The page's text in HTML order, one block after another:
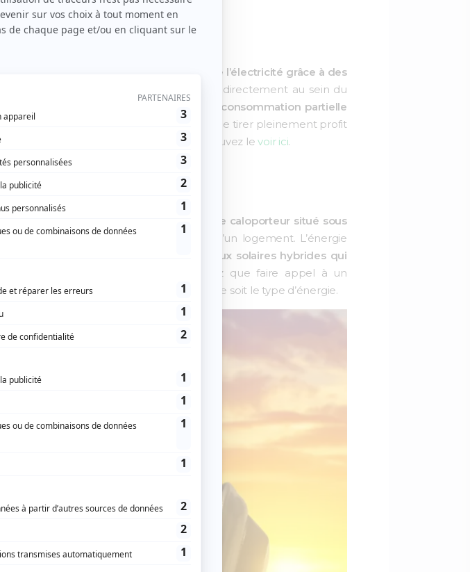
Le principe est de
produire de l’électricité grâce à des
peut ensuite être soit consommée directement au sein du
possible de cumuler les deux via
l’autoconsommation partielle
par les particuliers car elle permet de tirer pleinement profit
autres avantages comme vous pouvez levoir ici.
produire de la chaleur grâce à un fluide caloporteur situé sous
les équipements de chauffage d’un logement. L’énergie
En revanche, il existe des
panneaux solaires hybrides qui
Leur prix est toutefois plus élevé. Notez que faire appel à un
d’un panneau solaire , et cela quel que soit le type d’énergie.